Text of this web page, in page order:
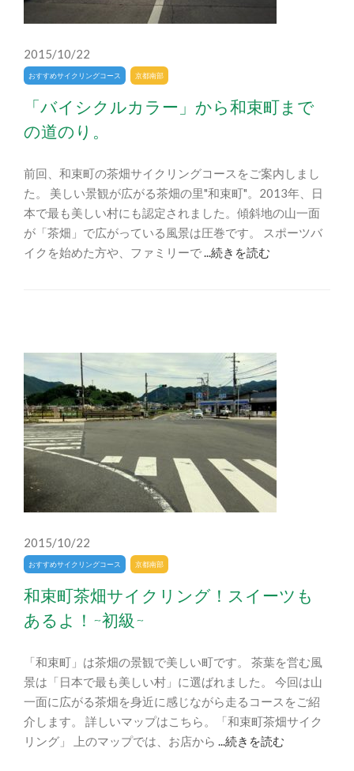
2015/10/22
おすすめサイクリングコース 京都南部
「バイシクルカラー」から和束町まで
の道のり。
前回、和束町の茶畑サイクリングコースをご案内しまし
た。 美しい景観が広がる茶畑の里"和束町"。2013年、日
本で最も美しい村にも認定されました。傾斜地の山一面
が「茶畑」で広がっている風景は圧巻です。 スポーツバ
イクを始めた方や、ファミリーで...続きを読む
2015/10/22
おすすめサイクリングコース 京都南部
和束町茶畑サイクリング！スイーツも
あるよ！~初級~
「和束町」は茶畑の景観で美しい町です。 茶葉を営む風
景は「日本で最も美しい村」に選ばれました。 今回は山
一面に広がる茶畑を身近に感じながら走るコースをご紹
介します。 詳しいマップはこちら。「和束町茶畑サイク
リング」 上のマップでは、お店から ...続きを読む